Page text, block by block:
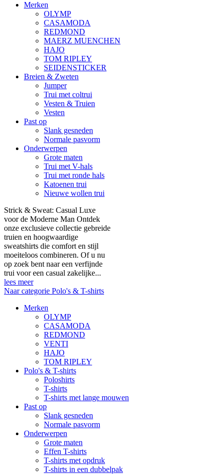
Merken
OLYMP
CASAMODA
REDMOND
MAERZ MUENCHEN
HAJO
TOM RIPLEY
SEIDENSTICKER
Breien & Zweten
Jumper
Trui met coltrui
Vesten & Truien
Vesten
Past op
Slank gesneden
Normale pasvorm
Onderwerpen
Grote maten
Trui met V-hals
Trui met ronde hals
Katoenen trui
Nieuwe wollen trui
Strick & Sweat: Casual Luxe
voor de Moderne Man Ontdek
onze exclusieve collectie gebreide
truien en hoogwaardige
sweatshirts die comfort en stijl
moeiteloos combineren. Of u nu
op zoek bent naar een verfijnde
trui voor een casual zakelijke...
lees meer
Naar categorie Polo's & T-shirts
Merken
OLYMP
CASAMODA
REDMOND
VENTI
HAJO
TOM RIPLEY
Polo's & T-shirts
Poloshirts
T-shirts
T-shirts met lange mouwen
Past op
Slank gesneden
Normale pasvorm
Onderwerpen
Grote maten
Effen T-shirts
T-shirts met opdruk
T-shirts in een dubbelpak